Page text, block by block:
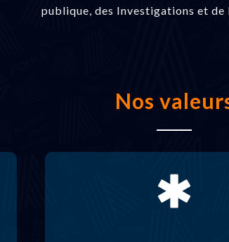
publique, des Investigations et
Nos